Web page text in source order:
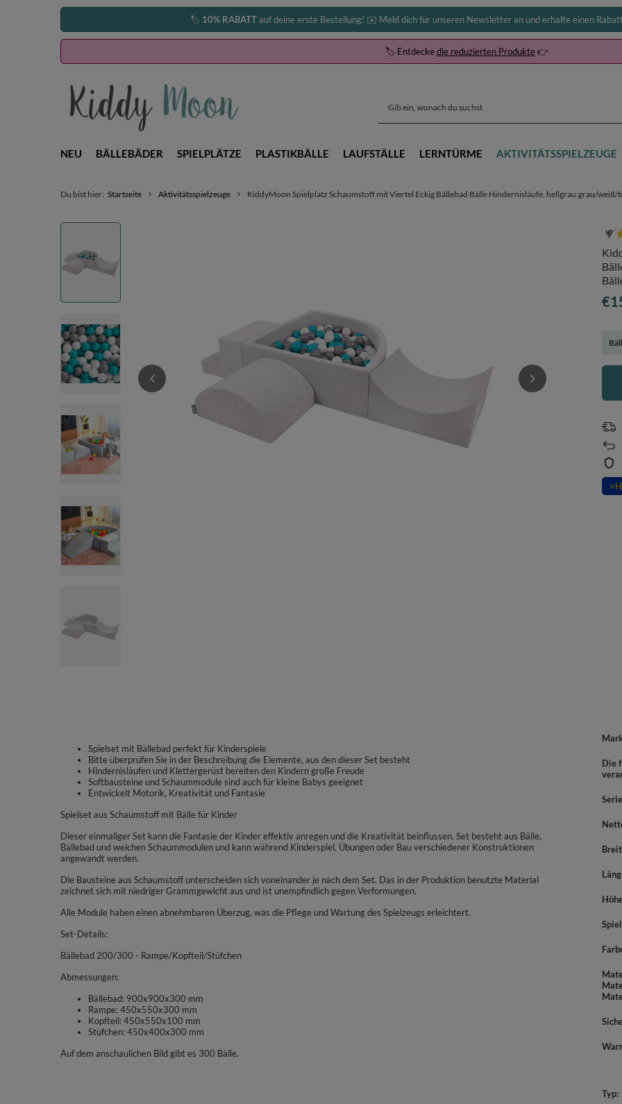
🏷️ 10% RABATTauf deine erste Bestellung! ✉️ Meld dich für unseren Newsletter an und erhalte einen
🏷️ Entdeckedie reduzierten Produkte👉
NEU BÄLLEBÄDER SPIELPLÄTZE PLASTIKBÄLLE LAUFSTÄLLE LERNTÜRME AKTIVITÄTSSPIELZEUGE
Du bist hier: Startseite Aktivitätsspielzeuge KiddyMoon Spielplatz Schaumstoff mit Viertel Eckig Bällebad Bälle Hindernisläufe, hellgrau:grau/weiß/
⭐
Spielset mit Bällebad perfekt für Kinderspiele
Bitte überprüfen Sie in der Beschreibung die Elemente, aus den dieser Set besteht
Hindernisläufen und Klettergerüst bereiten den Kindern große Freude
Softbausteine und Schaummodule sind auch für kleine Babys geeignet
Entwickelt Motorik, Kreativität und Fantasie
Spielset aus Schaumstoff mit Bälle für Kinder
Dieser einmaliger Set kann die Fantasie der Kinder effektiv anregen und die Kreativität beinflussen. Set besteht aus Bälle,
Bällebad und weichen Schaummodulen und kann während Kinderspiel, Übungen oder Bau verschiedener Konstruktionen
angewandt werden.
Die Bausteine aus Schaumstoff unterscheiden sich voneinander je nach dem Set. Das in der Produktion benutzte Material
zeichnet sich mit niedriger Grammgewicht aus und ist unempfindlich gegen Verformungen.
Alle Module haben einen abnehmbaren Überzug, was die Pflege und Wartung des Spielzeugs erleichtert.
Set-Details:
Bällebad 200/300 - Rampe/Kopfteil/Stüfchen
Abmessungen:
Bällebad: 900x900x300 mm
Rampe: 450x550x300 mm
Kopfteil: 450x550x100 mm
Stüfchen: 450x400x300 mm
Auf dem anschaulichen Bild gibt es 300 Bälle.
Die
Serie
Typ